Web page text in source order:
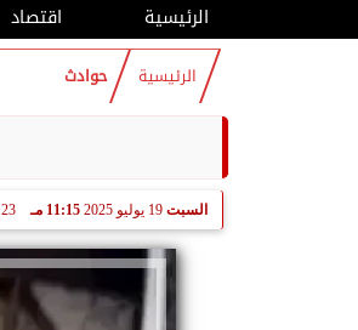
الرئيسية اقتصاد
الرئيسية حوادث
السبت 19 يوليو 2025 11:15 مـ 23 محرّم 1447